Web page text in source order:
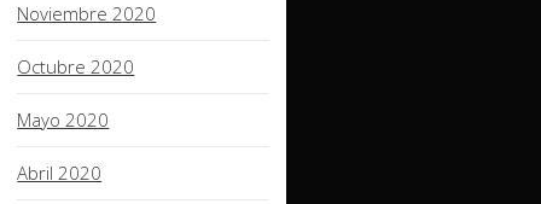
Noviembre 2020
Octubre 2020
Mayo 2020
Abril 2020